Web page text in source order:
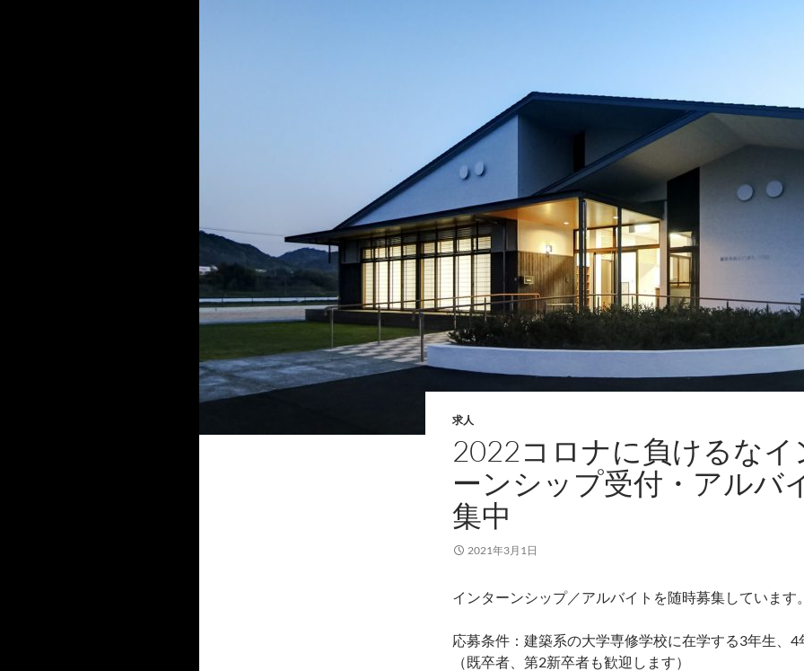
求人
2022コロナに負けるなイ
ーンシップ受付・アルバ
集中
2021年3月1日
インターンシップ／アルバイトを随時募集しています
応募条件：建築系の大学専修学校に在学する3年生、4
（既卒者、第2新卒者も歓迎します）